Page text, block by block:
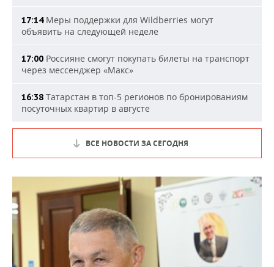
17:14Меры поддержки для Wildberries могут
объявить на следующей неделе
17:00 Россияне смогут покупать билеты на транспорт
через мессенджер «Макс»
16:38 Татарстан в топ-5 регионов по бронированиям
посуточных квартир в августе
ВСЕ НОВОСТИ ЗА СЕГОДНЯ